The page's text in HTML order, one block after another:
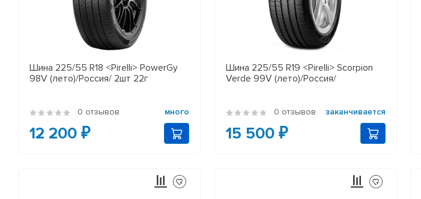
Шина 225/55 R18 <Pirelli> PowerGy
98V (лето)/Россия/ 2шт 22г
0 отзывов много
12 200 ₽
Шина 225/55 R19 <Pirelli> Scorpion
Verde 99V (лето)/Россия/
0 отзывов заканчивается
15 500 ₽